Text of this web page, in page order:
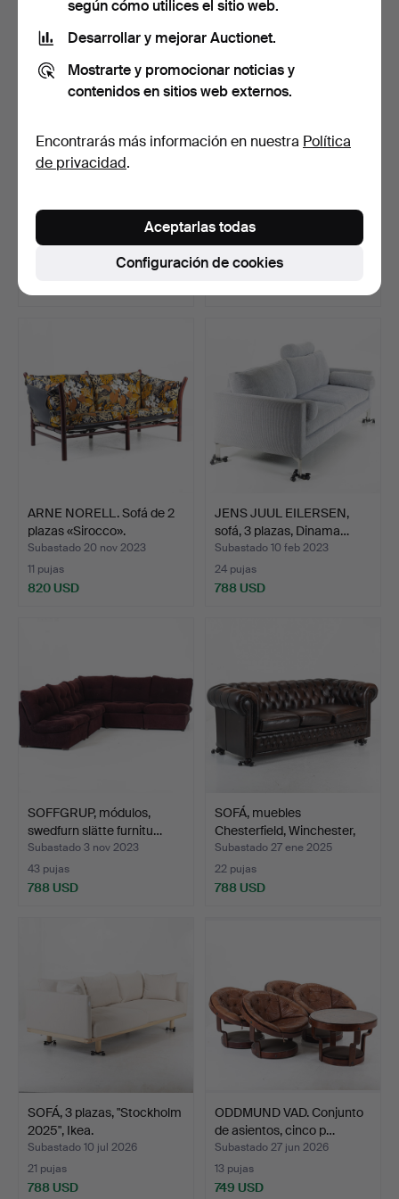
Lote
seleccionado
JAN ERIK LINDGREN. Sofá
Subastado 15 feb 2026
Sofá, moderno sueco, 1940
- siglo.
Subastado 21 oct 2024
5 pujas
ARNE NORELL. Sofá de 2
plazas «Sirocco».
Subastado 20 nov 2023
11 pujas
820 USD
JENS JUUL EILERSEN,
sofá, 3 plazas, Dinama…
Subastado 10 feb 2023
24 pujas
788 USD
SOFFGRUP, módulos,
swedfurn slätte furnitu…
Subastado 3 nov 2023
43 pujas
788 USD
SOFÁ, muebles
Chesterfield, Winchester,
In…
Subastado 27 ene 2025
22 pujas
788 USD
SOFÁ, 3 plazas, "Stockholm
2025", Ikea.
Subastado 10 jul 2026
21 pujas
788 USD
ODDMUND VAD. Conjunto
de asientos, cinco p…
Subastado 27 jun 2026
13 pujas
749 USD
según cómo utilices el sitio web.
Desarrollar y mejorar Auctionet.
Mostrarte y promocionar noticias y
contenidos en sitios web externos.
Encontrarás más información en nuestra Política
de privacidad.
Configuración de cookies
Aceptarlas todas